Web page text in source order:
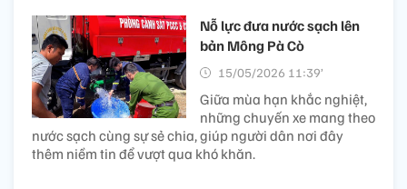
Nỗ lực đưa nước sạch lên
bản Mông Pà Cò
15/05/2026 11:39’
Giữa mùa hạn khắc nghiệt,
những chuyến xe mang theo
nước sạch cùng sự sẻ chia, giúp người dân nơi đây
thêm niềm tin để vượt qua khó khăn.